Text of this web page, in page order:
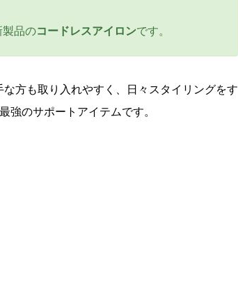
製品のコードレスアイロンです。
方も取り入れやすく、日々スタイリングをす
強のサポートアイテムです。